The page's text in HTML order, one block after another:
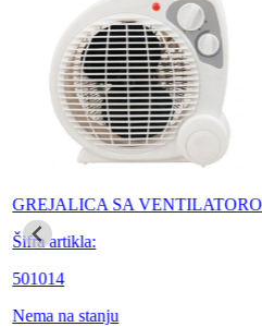
GREJALICA SA
Šifra artikla:
501014
Nema na stanju